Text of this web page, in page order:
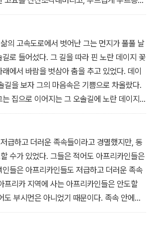
는 번개를 텅 빈 하늘 저 너머로 날려보내고
비가 되어 내리지 않았다. 뒤로 밀려난 구름은
전선 속에 갇혀 있는 듯했다.
의 고속도로에서 벗어난 그는 먼지가 풀풀 날
로 들어섰다. 그 길을 따라 핀 노란 데이지 꽃
에서 바람을 벗삼아 춤을 추고 있었다. 데이
길을 보자 그의 마음속은 기쁨으로 차올랐다.
집으로 이어지는 그 오솔길에 노란 데이지
급하고 더러운 족속들이라고 경멸했지만, 동
수가 있었다. 그들은 적어도 아프리카인들은
들은 아프리카인들도 저급하고 더러운 족속
프리카 지역에 사는 아프리카인들은 안도할
도 부시먼은 아니었기 때문이다. 족속 안에는